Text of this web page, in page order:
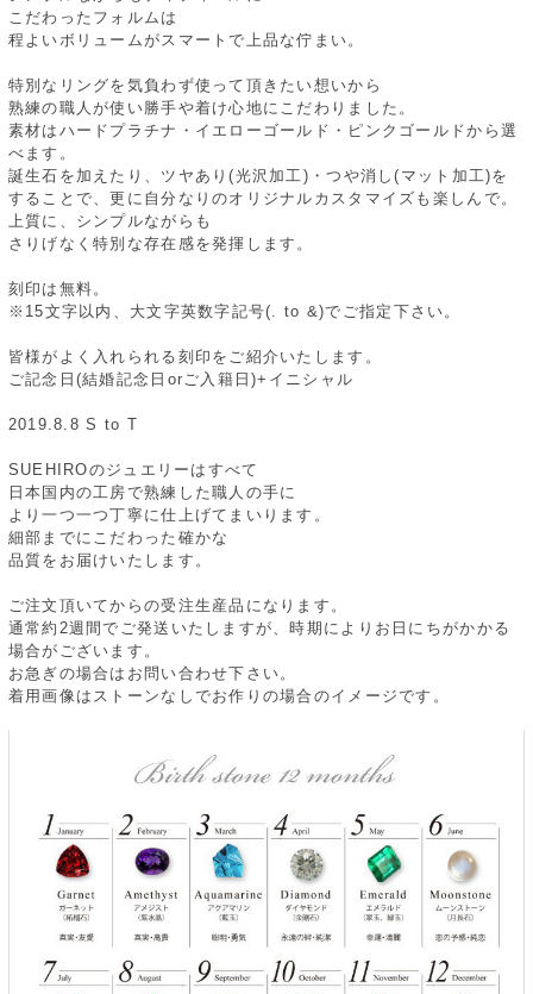
こだわったフォルムは
程よいボリュームがスマートで上品な佇まい。
特別なリングを気負わず使って頂きたい想いから
熟練の職人が使い勝手や着け心地にこだわりました。
素材はハードプラチナ・イエローゴールド・ピンクゴールドから選
べます。
誕生石を加えたり、ツヤあり(光沢加工)・つや消し(マット加工)を
することで、更に自分なりのオリジナルカスタマイズも楽しんで。
上質に、シンプルながらも
さりげなく特別な存在感を発揮します。
刻印は無料。
※15文字以内、大文字英数字記号(. to &)でご指定下さい。
皆様がよく入れられる刻印をご紹介いたします。
ご記念日(結婚記念日orご入籍日)+イニシャル
2019.8.8 S to T
SUEHIROのジュエリーはすべて
日本国内の工房で熟練した職人の手に
より一つ一つ丁寧に仕上げてまいります。
細部までにこだわった確かな
品質をお届けいたします。
ご注文頂いてからの受注生産品になります。
通常約2週間でご発送いたしますが、時期によりお日にちがかかる
場合がございます。
お急ぎの場合はお問い合わせ下さい。
着用画像はストーンなしでお作りの場合のイメージです。